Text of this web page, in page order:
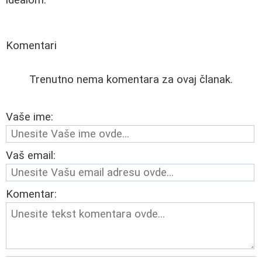
Komentari
Trenutno nema komentara za ovaj članak.
Vaše ime:
Vaš email:
Komentar: